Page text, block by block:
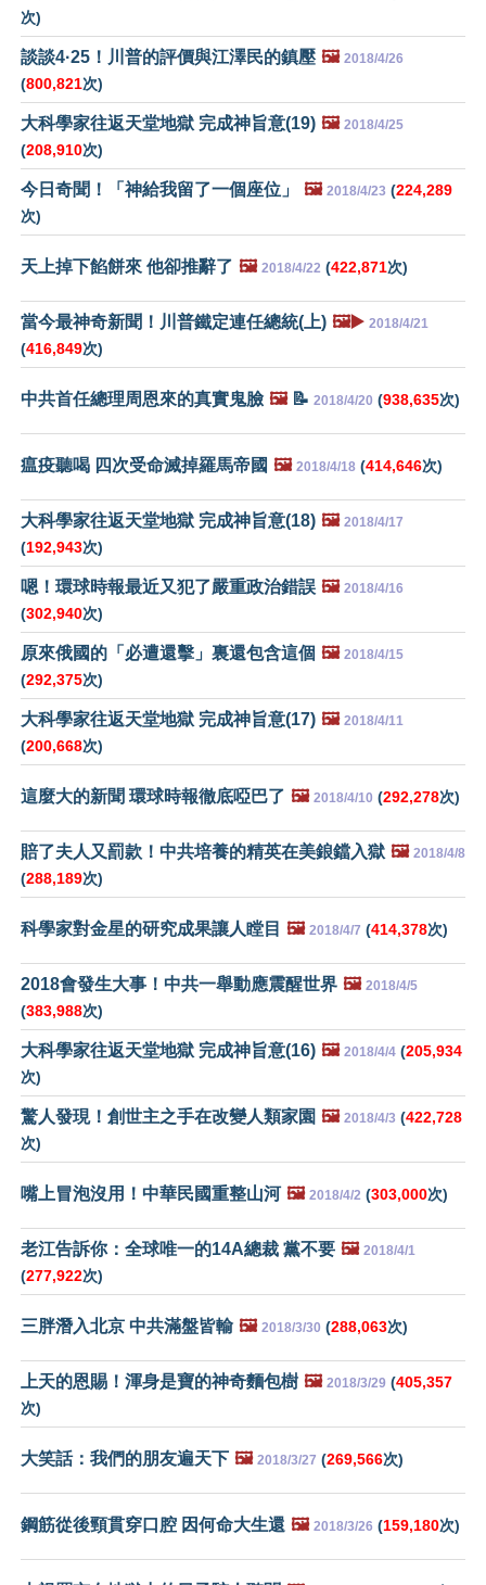
次)
談談4·25！川普的評價與江澤民的鎮壓 🖼️ 2018/4/26
(800,821次)
大科學家往返天堂地獄 完成神旨意(19) 🖼️ 2018/4/25
(208,910次)
今日奇聞！「神給我留了一個座位」 🖼️ 2018/4/23 (224,289
次)
天上掉下餡餅來 他卻推辭了 🖼️ 2018/4/22 (422,871次)
當今最神奇新聞！川普鐵定連任總統(上) 🖼️▶️ 2018/4/21
(416,849次)
中共首任總理周恩來的真實鬼臉 🖼️📝 2018/4/20 (938,635次)
瘟疫聽喝 四次受命滅掉羅馬帝國 🖼️ 2018/4/18 (414,646次)
大科學家往返天堂地獄 完成神旨意(18) 🖼️ 2018/4/17
(192,943次)
嗯！環球時報最近又犯了嚴重政治錯誤 🖼️ 2018/4/16
(302,940次)
原來俄國的「必遭還擊」裏還包含這個 🖼️ 2018/4/15
(292,375次)
大科學家往返天堂地獄 完成神旨意(17) 🖼️ 2018/4/11
(200,668次)
這麼大的新聞 環球時報徹底啞巴了 🖼️ 2018/4/10 (292,278次)
賠了夫人又罰款！中共培養的精英在美鋃鐺入獄 🖼️ 2018/4/8
(288,189次)
科學家對金星的研究成果讓人瞠目 🖼️ 2018/4/7 (414,378次)
2018會發生大事！中共一舉動應震醒世界 🖼️ 2018/4/5
(383,988次)
大科學家往返天堂地獄 完成神旨意(16) 🖼️ 2018/4/4 (205,934
次)
驚人發現！創世主之手在改變人類家園 🖼️ 2018/4/3 (422,728
次)
嘴上冒泡沒用！中華民國重整山河 🖼️ 2018/4/2 (303,000次)
老江告訴你：全球唯一的14A總裁 黨不要 🖼️ 2018/4/1
(277,922次)
三胖潛入北京 中共滿盤皆輸 🖼️ 2018/3/30 (288,063次)
上天的恩賜！渾身是寶的神奇麵包樹 🖼️ 2018/3/29 (405,357
次)
大笑話：我們的朋友遍天下 🖼️ 2018/3/27 (269,566次)
鋼筋從後頸貫穿口腔 因何命大生還 🖼️ 2018/3/26 (159,180次)